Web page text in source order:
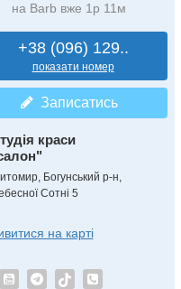
на Barb вже 1р 11м
+38 (096) 129..
показати номер
Записатись
краси
Богунський р-н,
Сотні 5
на карті